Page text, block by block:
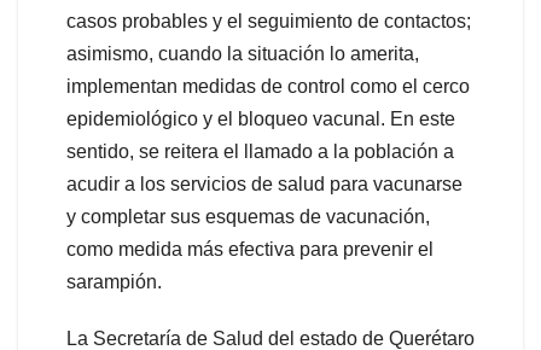
casos probables y el seguimiento de contactos;
asimismo, cuando la situación lo amerita,
implementan medidas de control como el cerco
epidemiológico y el bloqueo vacunal. En este
sentido, se reitera el llamado a la población a
acudir a los servicios de salud para vacunarse
y completar sus esquemas de vacunación,
como medida más efectiva para prevenir el
sarampión.
La Secretaría de Salud del estado de Querétaro